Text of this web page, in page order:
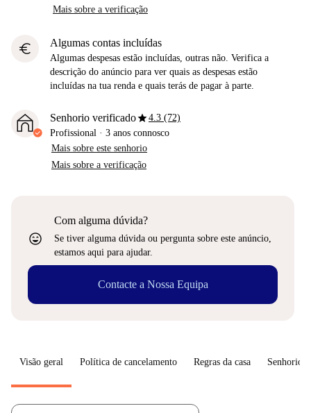
Mais sobre a verificação
euro Algumas contas incluídas
Algumas despesas estão incluídas, outras não. Verifica a
descrição do anúncio para ver quais as despesas estão
incluídas na tua renda e quais terás de pagar à parte.
Senhorio verificadostar4.3 (72)
Profissional · 3 anos connosco
Mais sobre este senhorio
Mais sobre a verificação
sentiment_very_satisfied
Com alguma dúvida?
Se tiver alguma dúvida ou pergunta sobre este anúncio,
estamos aqui para ajudar.
Contacte a Nossa Equipa
Visão geral Política de cancelamento Regras da casa Senhorio